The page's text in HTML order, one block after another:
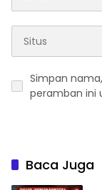
Simpan
peramban ini
Baca Juga